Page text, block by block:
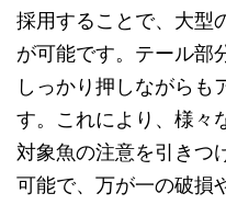
採用することで、大型
が可能です。テール部
しっかり押しながらも
す。これにより、様々
対象魚の注意を引きつ
可能で、万が一の破損